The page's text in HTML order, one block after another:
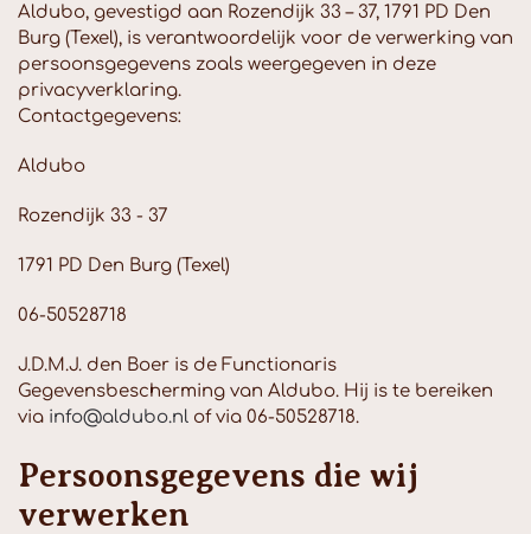
Aldubo, gevestigd aan Rozendijk 33 – 37, 1791 PD Den
Burg (Texel), is verantwoordelijk voor de verwerking van
persoonsgegevens zoals weergegeven in deze
privacyverklaring.
Contactgegevens:
Aldubo
Rozendijk 33 - 37
1791 PD Den Burg (Texel)
06-50528718
J.D.M.J. den Boer is de Functionaris
Gegevensbescherming van Aldubo. Hij is te bereiken
via info@aldubo.nl of via 06-50528718.
Persoonsgegevens die wij
verwerken